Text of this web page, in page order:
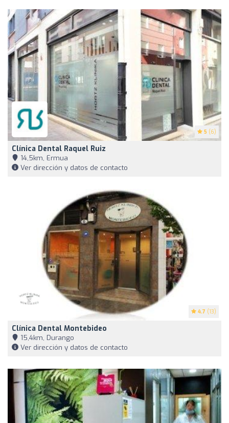
5 (6)
Clínica Dental Raquel Ruiz
14,5km, Ermua
Ver dirección y datos de contacto
4.7 (13)
Clínica Dental Montebideo
15,4km, Durango
Ver dirección y datos de contacto